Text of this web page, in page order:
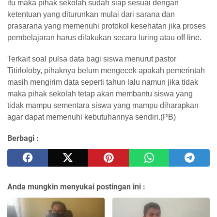
itu maka pihak sekolah sudah siap sesuai dengan
ketentuan yang diturunkan mulai dari sarana dan
prasarana yang memenuhi protokol kesehatan jika proses
pembelajaran harus dilakukan secara luring atau off line.
Terkait soal pulsa data bagi siswa menurut pastor
Titirloloby, pihaknya belum mengecek apakah pemerintah
masih mengirim data seperti tahun lalu namun jika tidak
maka pihak sekolah tetap akan membantu siswa yang
tidak mampu sementara siswa yang mampu diharapkan
agar dapat memenuhi kebutuhannya sendiri.(PB)
Berbagi :
Anda mungkin menyukai postingan ini :